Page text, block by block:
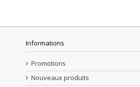
Informations
Promotions
Nouveaux produits